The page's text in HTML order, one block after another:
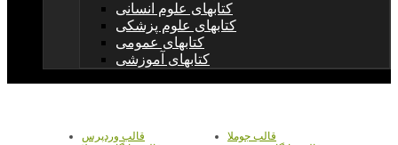
کتابهای علوم انسانی
کتابهای علوم پزشکی
کتابهای عمومی
کتابهای آموزشی
قالب جوملا
قالب وردپرس